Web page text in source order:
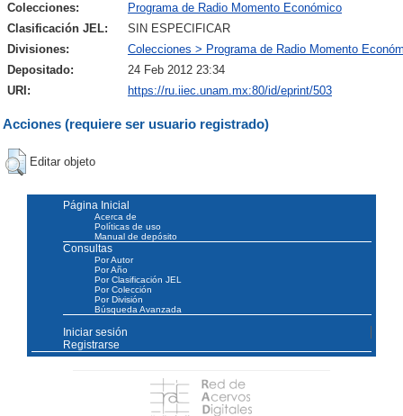
Colecciones:
Programa de Radio Momento Económico
Clasificación JEL:
SIN ESPECIFICAR
Divisiones:
Colecciones > Programa de Radio Momento
Depositado:
24 Feb 2012 23:34
URI:
https://ru.iiec.unam.mx:80/id/eprint/503
Acciones (requiere ser usuario registrado)
Editar objeto
Página Inicial
Acerca de
Políticas de uso
Manual de depósito
Consultas
Por Autor
Por Año
Por Clasificación JEL
Por Colección
Por División
Búsqueda Avanzada
Iniciar sesión
Registrarse